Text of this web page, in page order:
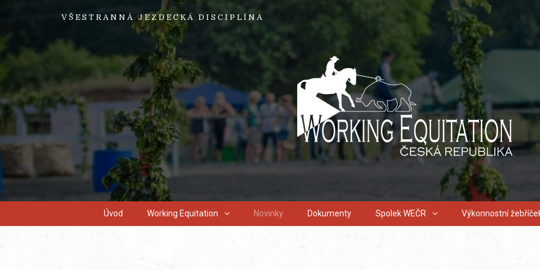
VŠESTRANNÁ JEZDECKÁ DISCIPLÍNA
Úvod Working Equitation Novinky Dokumenty Spolek WEČR Výkonnostní